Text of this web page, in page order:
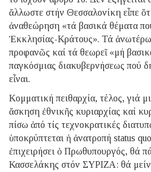
ἄλλωστε στήν Θεσσαλονίκη εἶπε
ἀναθεώρηση «τά βασικά θέματα
Ἐκκλησίας-Κράτους». Τά
προφανῶς καί τά θεωρεῖ «μή
παγκόσμιας διακυβερνήσεως πού
εἶναι.
Κομματική πειθαρχία, τέλος, γιά
ἄσκηση ἐθνικῆς κυριαρχίας καί
πίσω ἀπό τίς τεχνοκρατικές
ὑποκρύπτεται ἡ ἀνατροπή status
ἐπιχειρήσει ὁ Πρωθυπουργός, θά
Κασσελάκης στόν ΣΥΡΙΖΑ: θά